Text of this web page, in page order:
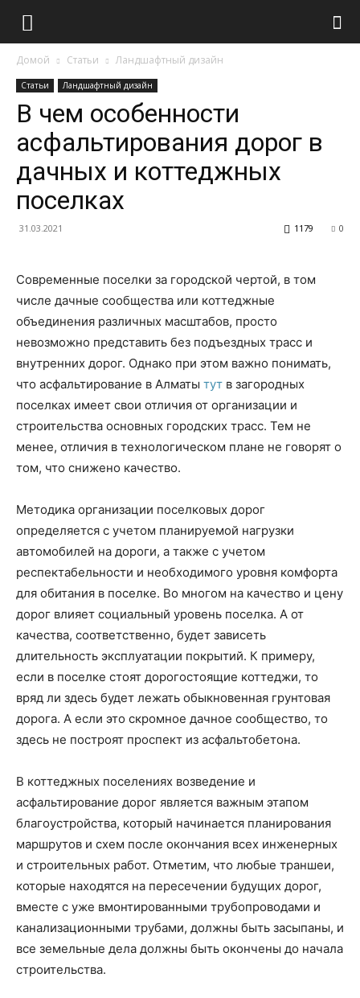
Домой Статьи Ландшафтный дизайн
Статьи Ландшафтный дизайн
В чем особенности
асфальтирования дорог в
дачных и коттеджных
поселках
31.03.2021 0
1179
Современные поселки за городской чертой, в том
числе дачные сообщества или коттеджные
объединения различных масштабов, просто
невозможно представить без подъездных трасс и
внутренних дорог. Однако при этом важно понимать,
что асфальтирование в Алматы тут в загородных
поселках имеет свои отличия от организации и
строительства основных городских трасс. Тем не
менее, отличия в технологическом плане не говорят о
том, что снижено качество.
Методика организации поселковых дорог
определяется с учетом планируемой нагрузки
автомобилей на дороги, а также с учетом
респектабельности и необходимого уровня комфорта
для обитания в поселке. Во многом на качество и цену
дорог влияет социальный уровень поселка. А от
качества, соответственно, будет зависеть
длительность эксплуатации покрытий. К примеру,
если в поселке стоят дорогостоящие коттеджи, то
вряд ли здесь будет лежать обыкновенная грунтовая
дорога. А если это скромное дачное сообщество, то
здесь не построят проспект из асфальтобетона.
В коттеджных поселениях возведение и
асфальтирование дорог является важным этапом
благоустройства, который начинается планирования
маршрутов и схем после окончания всех инженерных
и строительных работ. Отметим, что любые траншеи,
которые находятся на пересечении будущих дорог,
вместе с уже вмонтированными трубопроводами и
канализационными трубами, должны быть засыпаны, и
все земельные дела должны быть окончены до начала
строительства.